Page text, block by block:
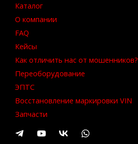
Каталог
О компании
FAQ
Кейсы
Как отличить нас от мошенников?
Переоборудование
ЭПТС
Восстановление маркировки VIN
Запчасти